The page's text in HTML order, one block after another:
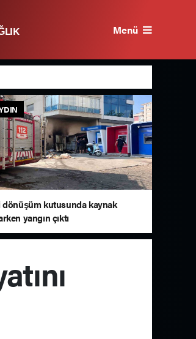
Menü
dönüşüm kutusunda kaynak
yangın çıktı